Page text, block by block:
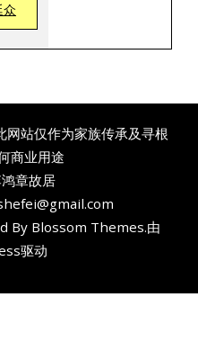
众
网站仅作为家族传承及寻根
商业用途
章故居
By Blossom Themes.由
驱动